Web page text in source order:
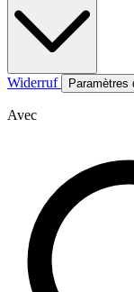
Widerruf Paramètres
Avec